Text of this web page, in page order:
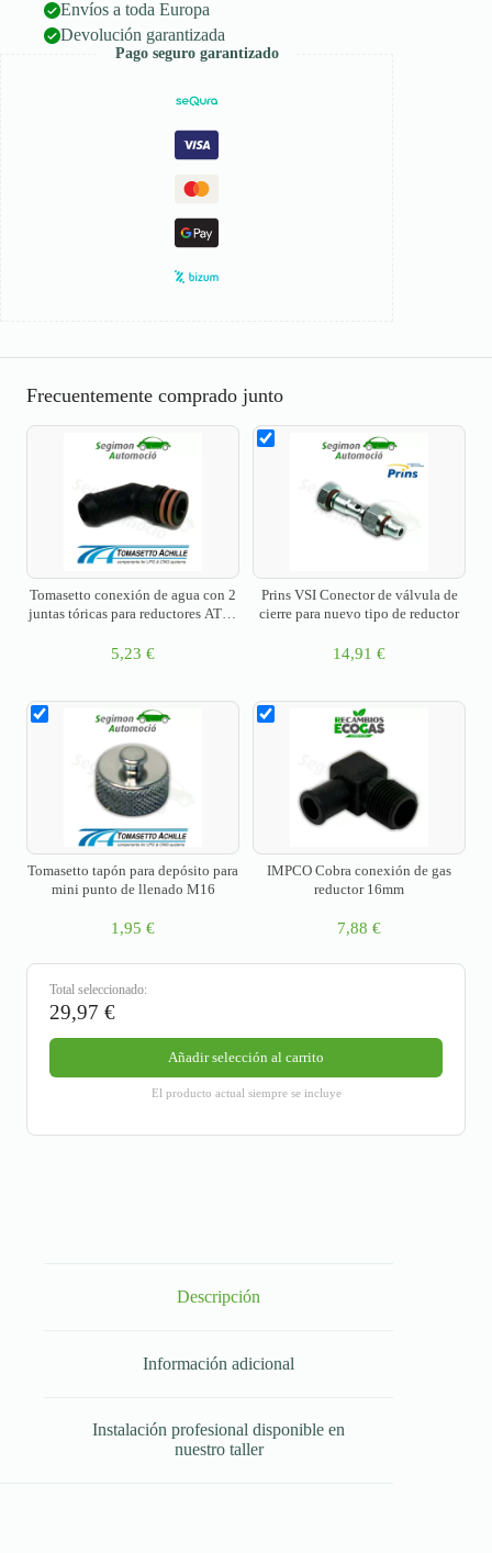
Envíos a toda Europa
Devolución garantizada
Pago seguro garantizado
Frecuentemente comprado junto
Tomasetto conexión de agua con 2
juntas tóricas para reductores AT07
5,23 €
Prins VSI Conector de válvula de
cierre para nuevo tipo de reductor
14,91 €
Tomasetto tapón para depósito para
mini punto de llenado M16
1,95 €
IMPCO Cobra conexión de gas
reductor 16mm
7,88 €
Total seleccionado:
29,97 €
Añadir selección al carrito
El producto actual siempre se incluye
Descripción
Información adicional
Instalación profesional disponible en
nuestro taller